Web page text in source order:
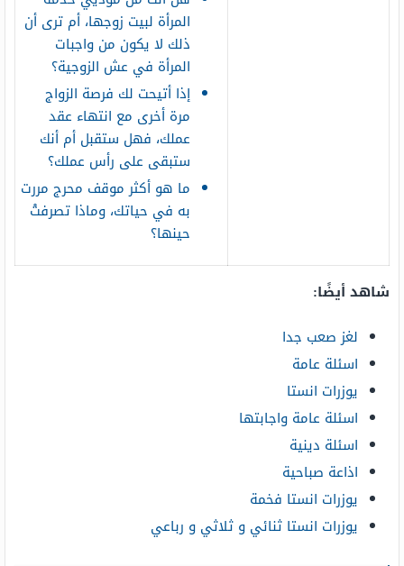
المرأة لبيت زوجها، أم ترى أن
ذلك لا يكون من واجبات
المرأة في عش الزوجية؟
إذا أتيحت لك فرصة الزواج
مرة أخرى مع انتهاء عقد
عملك، فهل ستقبل أم أنك
ستبقى على رأس عملك؟
ما هو أكثر موقف محرج مررت
به في حياتك، وماذا تصرفتْ
حينها؟
شاهد أيضًا:
لغز صعب جدا
اسئلة عامة
يوزرات انستا
اسئلة عامة واجابتها
اسئلة دينية
اذاعة صباحية
يوزرات انستا فخمة
يوزرات انستا ثنائي و ثلاثي و رباعي